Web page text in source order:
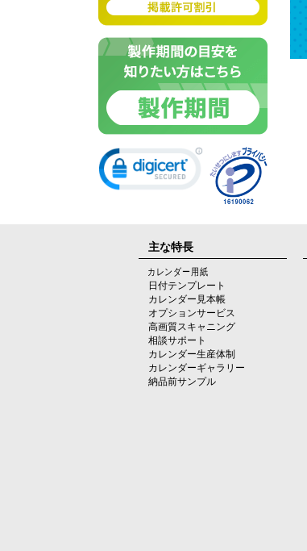
主な特長
カレンダー用紙
日付テンプレート
カレンダー見本帳
オプションサービス
高画質スキャニング
相談サポート
カレンダー生産体制
カレンダーギャラリー
納品前サンプル